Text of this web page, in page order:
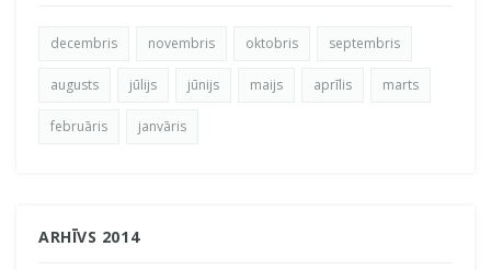
decembris novembris oktobris septembris
augusts jūlijs jūnijs maijs aprīlis marts
februāris janvāris
ARHĪVS 2014